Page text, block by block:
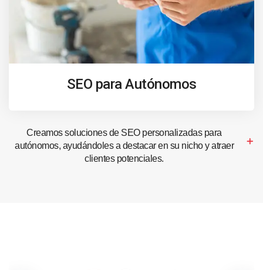
SEO para Autónomos
Creamos soluciones de SEO personalizadas para
autónomos, ayudándoles a destacar en su nicho y atraer
clientes potenciales.